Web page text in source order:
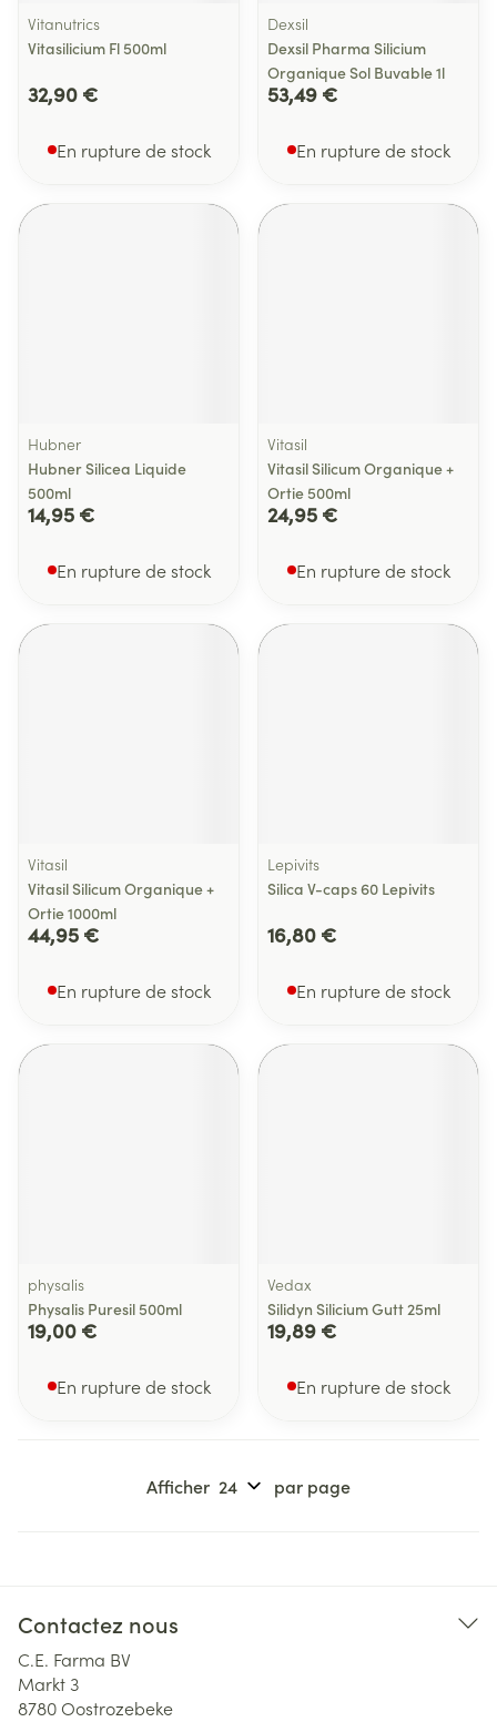
Vitanutrics
Vitasilicium Fl 500ml
32,90 €
En rupture de stock
Dexsil
Dexsil Pharma Silicium
Organique Sol Buvable 1l
53,49 €
En rupture de stock
Hubner
Hubner Silicea Liquide
500ml
14,95 €
En rupture de stock
Vitasil
Vitasil Silicum Organique +
Ortie 500ml
24,95 €
En rupture de stock
Vitasil
Vitasil Silicum Organique +
Ortie 1000ml
44,95 €
En rupture de stock
Lepivits
Silica V-caps 60 Lepivits
16,80 €
En rupture de stock
physalis
Physalis Puresil 500ml
19,00 €
En rupture de stock
Vedax
Silidyn Silicium Gutt 25ml
19,89 €
En rupture de stock
Afficher par page
Contactez nous
C.E. Farma BV
Markt 3
8780Oostrozebeke